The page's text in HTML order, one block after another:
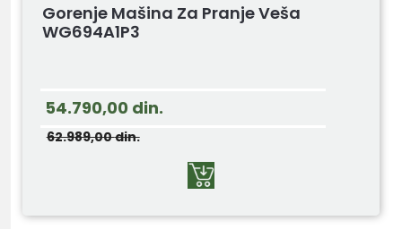
Gorenje Mašina Za Pranje Veša
WG694A1P3
54.790,00 din.
62.989,00din.